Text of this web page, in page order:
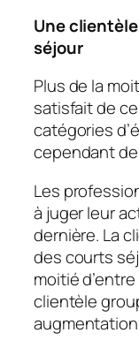
Une
séjour
Plus de la
satisfait de
catégories
cependant
Les
à juger leur
dernière. La
des courts
moitié
clientèle